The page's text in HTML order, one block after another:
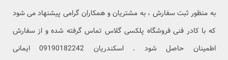
به منظور ثبت سفارش ، به مشتریان و همکاران گرامی پیشنهاد می شود
که با کادر فنی فروشگاه پلکسی گلاس تماس گرفته شده و از سفارش
اطمینان حاصل شود . اسکندریان 09190182242 ایمانی